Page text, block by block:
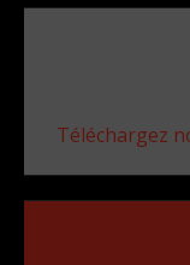
Téléchargez